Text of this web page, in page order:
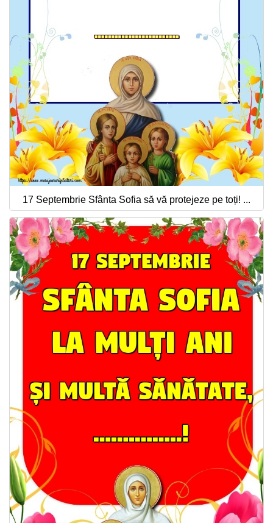
17 Septembrie Sfânta Sofia să vă protejeze pe toți! ...